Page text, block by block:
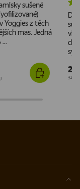
sušené
Yoggies z těch
mas. Jedná
Cena